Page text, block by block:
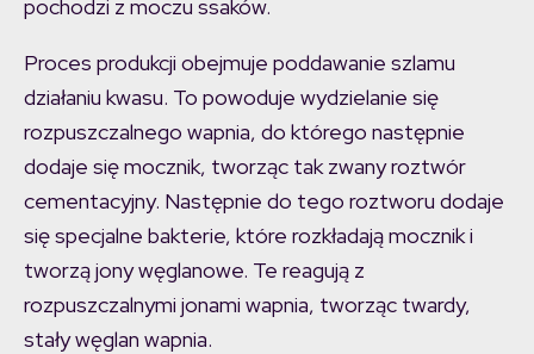
pochodzi z moczu ssaków.
Proces produkcji obejmuje poddawanie szlamu
działaniu kwasu. To powoduje wydzielanie się
rozpuszczalnego wapnia, do którego następnie
dodaje się mocznik, tworząc tak zwany roztwór
cementacyjny. Następnie do tego roztworu dodaje
się specjalne bakterie, które rozkładają mocznik i
tworzą jony węglanowe. Te reagują z
rozpuszczalnymi jonami wapnia, tworząc twardy,
stały węglan wapnia.